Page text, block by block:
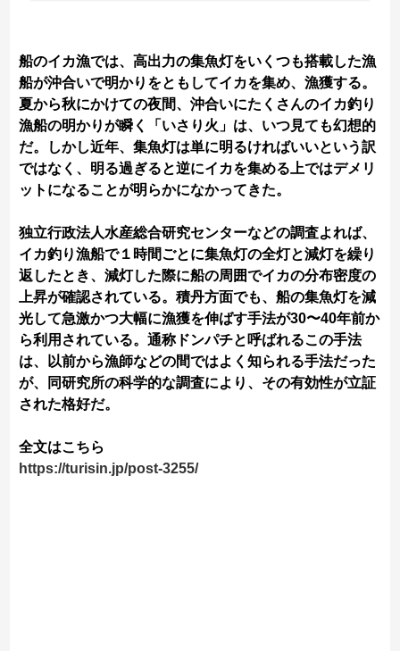
船のイカ漁では、高出力の集魚灯をいくつも搭載した漁
船が沖合いで明かりをともしてイカを集め、漁獲する。
夏から秋にかけての夜間、沖合いにたくさんのイカ釣り
漁船の明かりが瞬く「いさり火」は、いつ見ても幻想的
だ。しかし近年、集魚灯は単に明るければいいという訳
ではなく、明る過ぎると逆にイカを集める上ではデメリ
ットになることが明らかになかってきた。
独立行政法人水産総合研究センターなどの調査よれば、
イカ釣り漁船で１時間ごとに集魚灯の全灯と減灯を繰り
返したとき、減灯した際に船の周囲でイカの分布密度の
上昇が確認されている。積丹方面でも、船の集魚灯を減
光して急激かつ大幅に漁獲を伸ばす手法が30〜40年前か
ら利用されている。通称ドンパチと呼ばれるこの手法
は、以前から漁師などの間ではよく知られる手法だった
が、同研究所の科学的な調査により、その有効性が立証
された格好だ。
全文はこちら
https://turisin.jp/post-3255/